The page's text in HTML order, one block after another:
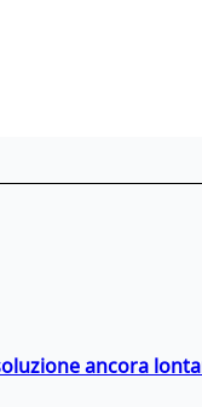
ancora